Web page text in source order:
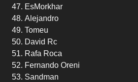
EsMorkhar
Alejandro
Tomeu
David Rc
Rafa Roca
Fernando Oreni
Sandman